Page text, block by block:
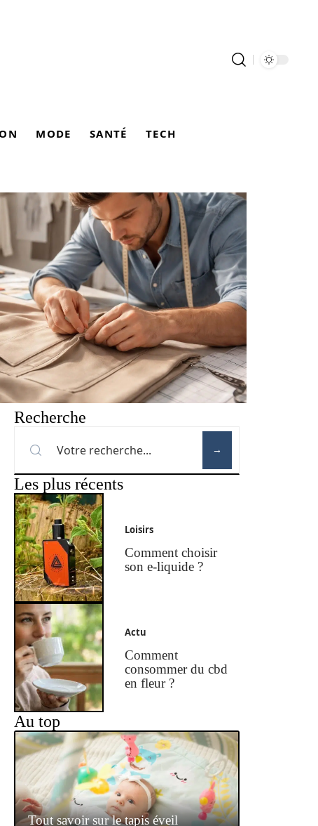
MODE SANTÉ TECH
Recherche
Les plus récents
Loisirs
Comment choisir
son e-liquide ?
Actu
Comment
consommer du cbd
en fleur ?
Au top
Tout savoir sur le tapis éveil